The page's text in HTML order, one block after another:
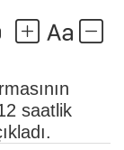
saatlik